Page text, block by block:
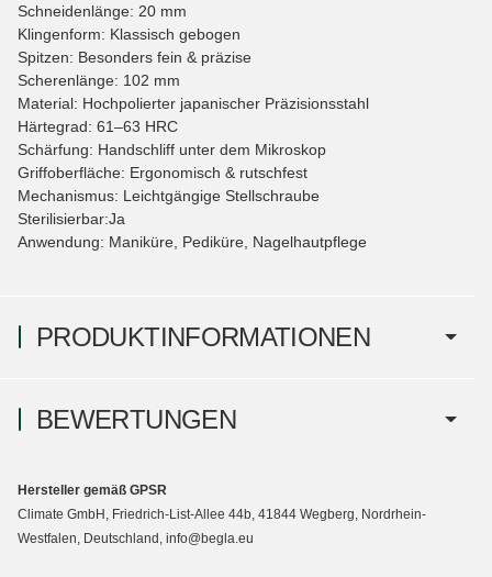
PRODUKTINFORMATIONEN
Schneidenlänge: 20 mm
Klingenform: Klassisch gebogen
Spitzen: Besonders fein & präzise
Scherenlänge: 102 mm
Material: Hochpolierter japanischer Präzisionsstahl
Härtegrad: 61–63 HRC
Schärfung: Handschliff unter dem Mikroskop
Griffoberfläche: Ergonomisch & rutschfest
Mechanismus: Leichtgängige Stellschraube
Sterilisierbar:Ja
Anwendung: Maniküre, Pediküre, Nagelhautpflege
BEWERTUNGEN
Hersteller gemäß GPSR
Climate GmbH, Friedrich-List-Allee 44b, 41844 Wegberg, Nordrhein-
Westfalen, Deutschland, info@begla.eu